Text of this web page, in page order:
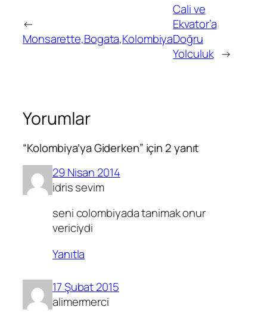
←
Monsarette,Bogata,Kolombiya
Cali ve
Ekvator’a
Doğru
Yolculuk →
Yorumlar
“Kolombiya’ya Giderken” için 2 yanıt
29 Nisan 2014
idris sevim
seni colombiyada tanimak onur
vericiydi
Yanıtla
17 Şubat 2015
alimermerci